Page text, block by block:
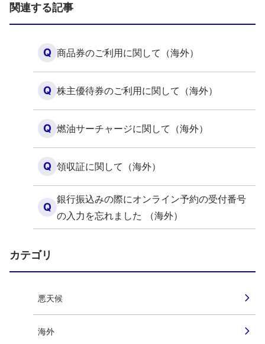
関連する記事
Q 商品券のご利用に関して（海外）
Q 株主優待券のご利用に関して（海外）
Q 燃油サーチャージに関して（海外）
Q 領収証に関して（海外）
Q
銀行振込みの際にオンライン予約の受付番号
の入力を忘れました （海外）
カテゴリ
悪天候
海外